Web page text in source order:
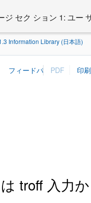
ジ セク ション 1: ユー
Information Library (日本語)
troff 入力